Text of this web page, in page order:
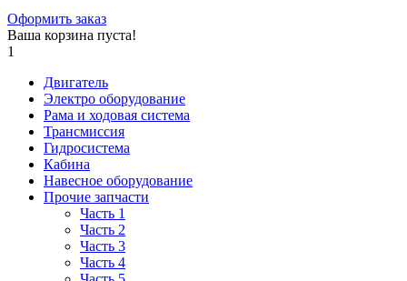
Оформить заказ
Ваша корзина пуста!
1
Двигатель
Электро оборудование
Рама и ходовая система
Трансмиссия
Гидросистема
Кабина
Навесное оборудование
Прочие запчасти
Часть 1
Часть 2
Часть 3
Часть 4